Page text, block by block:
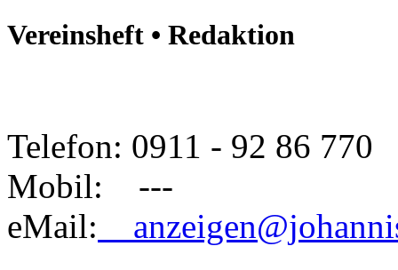
Vereinsheft • Redaktion
Telefon: 0911 - 92 86 770
Mobil: ---
eMail: